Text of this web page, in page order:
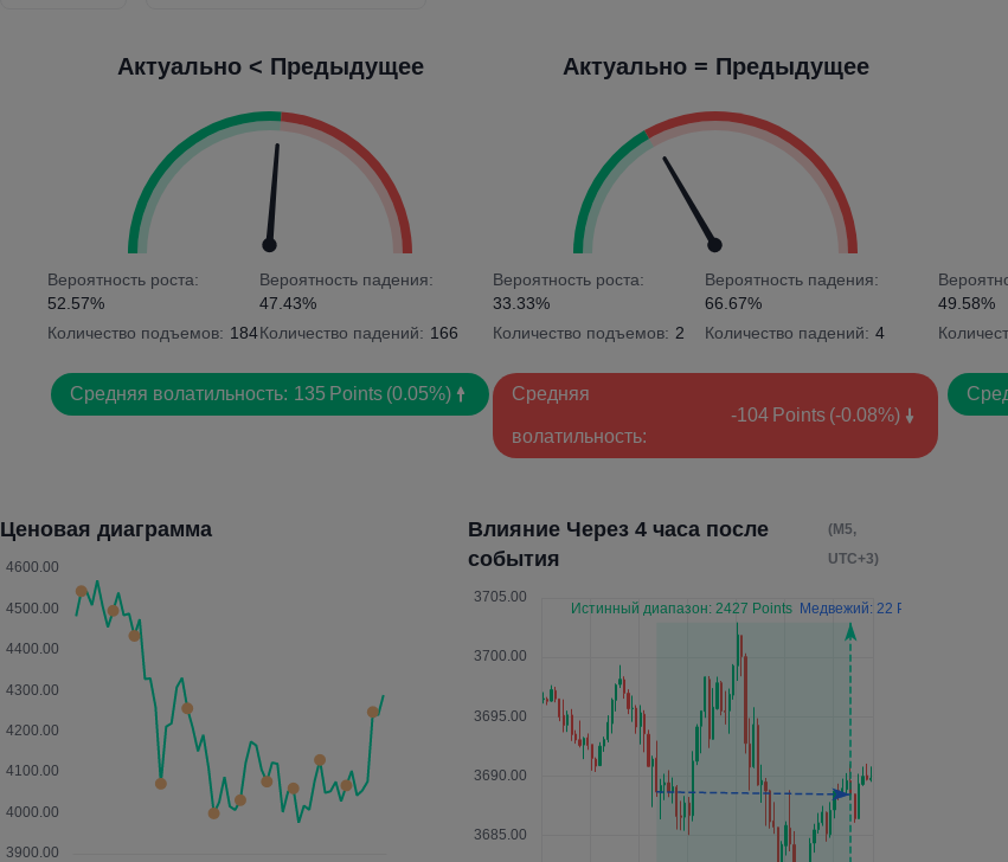
Актуально < Предыдущее
Вероятность роста:
52.57%
Количество подъемов: 184
Вероятность падения:
47.43%
Количество падений: 166
Средняя волатильность: 135 Points (0.05%)
Актуально = Предыдущее
Вероятность роста:
33.33%
Количество подъемов: 2
Вероятность падения:
66.67%
Количество падений: 4
Средняя
волатильность:
-104 Points (-0.08%)
49.58%
Ценовая диаграмма
Влияние Через 4 часа после
события
(M5,
UTC+3)